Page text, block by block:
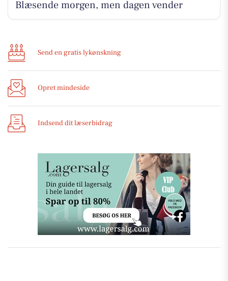
Blæsende morgen, men dagen vender
Send en gratis lykønskning
Opret mindeside
Indsend dit læserbidrag